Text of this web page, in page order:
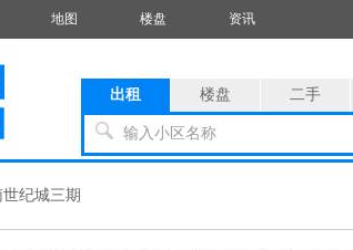
地图 楼盘 资讯
出租 楼盘 二手
输入小区名称
纪城三期